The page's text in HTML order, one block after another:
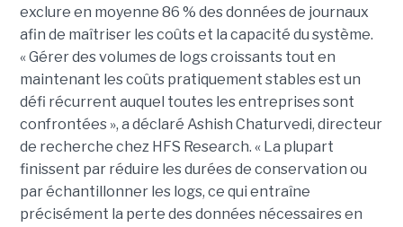
exclure en moyenne 86 % des données de journaux
afin de maîtriser les coûts et la capacité du système.
« Gérer des volumes de logs croissants tout en
maintenant les coûts pratiquement stables est un
défi récurrent auquel toutes les entreprises sont
confrontées », a déclaré Ashish Chaturvedi, directeur
de recherche chez HFS Research. « La plupart
finissent par réduire les durées de conservation ou
par échantillonner les logs, ce qui entraîne
précisément la perte des données nécessaires en